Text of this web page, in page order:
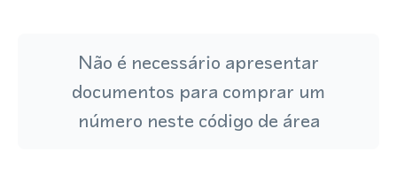
Não é necessário apresentar
documentos para comprar um
número neste código de área